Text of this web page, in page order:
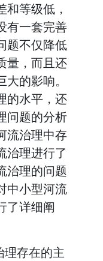
等级低，
有一套完善
题不仅降低
量，而且还
的影响。
的水平，还
问题的分析
流治理中存
治理进行了
治理的问题
中小型河流
了详细阐
理存在的主